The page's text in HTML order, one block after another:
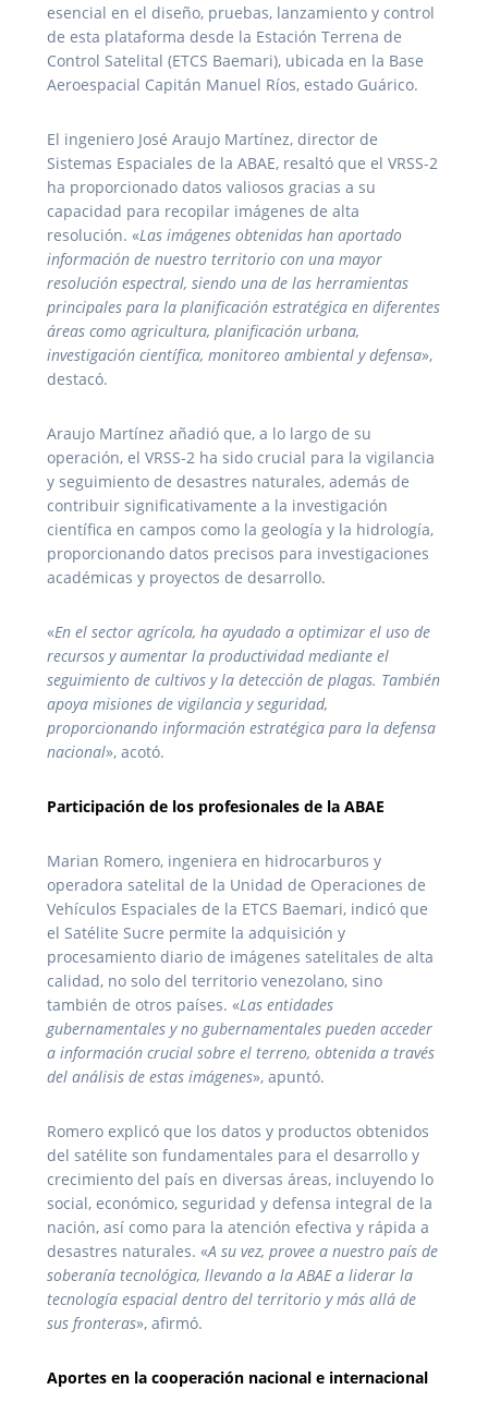
esencial en el diseño, pruebas, lanzamiento y control
de esta plataforma desde la Estación Terrena de
Control Satelital (ETCS Baemari), ubicada en la Base
Aeroespacial Capitán Manuel Ríos, estado Guárico.
El ingeniero José Araujo Martínez, director de
Sistemas Espaciales de la ABAE, resaltó que el VRSS-2
ha proporcionado datos valiosos gracias a su
capacidad para recopilar imágenes de alta
resolución. «Las imágenes obtenidas han aportado
información de nuestro territorio con una mayor
resolución espectral, siendo una de las herramientas
principales para la planificación estratégica en diferentes
áreas como agricultura, planificación urbana,
investigación científica, monitoreo ambiental y defensa»,
destacó.
Araujo Martínez añadió que, a lo largo de su
operación, el VRSS-2 ha sido crucial para la vigilancia
y seguimiento de desastres naturales, además de
contribuir significativamente a la investigación
científica en campos como la geología y la hidrología,
proporcionando datos precisos para investigaciones
académicas y proyectos de desarrollo.
«En el sector agrícola, ha ayudado a optimizar el uso de
recursos y aumentar la productividad mediante el
seguimiento de cultivos y la detección de plagas. También
apoya misiones de vigilancia y seguridad,
proporcionando información estratégica para la defensa
nacional», acotó.
Participación de los profesionales de la ABAE
Marian Romero, ingeniera en hidrocarburos y
operadora satelital de la Unidad de Operaciones de
Vehículos Espaciales de la ETCS Baemari, indicó que
el Satélite Sucre permite la adquisición y
procesamiento diario de imágenes satelitales de alta
calidad, no solo del territorio venezolano, sino
también de otros países. «Las entidades
gubernamentales y no gubernamentales pueden acceder
a información crucial sobre el terreno, obtenida a través
del análisis de estas imágenes», apuntó.
Romero explicó que los datos y productos obtenidos
del satélite son fundamentales para el desarrollo y
crecimiento del país en diversas áreas, incluyendo lo
social, económico, seguridad y defensa integral de la
nación, así como para la atención efectiva y rápida a
desastres naturales. «A su vez, provee a nuestro país de
soberanía tecnológica, llevando a la ABAE a liderar la
tecnología espacial dentro del territorio y más allá de
sus fronteras», afirmó.
Aportes en la cooperación nacional e internacional